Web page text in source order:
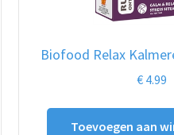
Biofood Relax
€ 4.99
Toevoegen aan